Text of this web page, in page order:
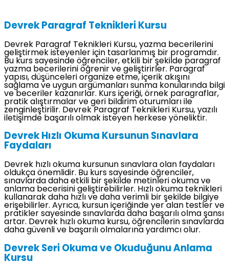
Devrek Paragraf Teknikleri Kursu
Devrek Paragraf Teknikleri Kursu, yazma becerilerini
geliştirmek isteyenler için tasarlanmış bir programdır.
Bu kurs sayesinde öğrenciler, etkili bir şekilde paragraf
yazma becerilerini öğrenir ve geliştirirler. Paragraf
yapısı, düşünceleri organize etme, içerik akışını
sağlama ve uygun argümanları sunma konularında bilgi
ve beceriler kazanırlar. Kurs içeriği, örnek paragraflar,
pratik alıştırmalar ve geri bildirim oturumları ile
zenginleştirilir. Devrek Paragraf Teknikleri Kursu, yazılı
iletişimde başarılı olmak isteyen herkese yöneliktir.
Devrek Hızlı Okuma Kursunun Sınavlara
Faydaları
Devrek hızlı okuma kursunun sınavlara olan faydaları
oldukça önemlidir. Bu kurs sayesinde öğrenciler,
sınavlarda daha etkili bir şekilde metinleri okuma ve
anlama becerisini geliştirebilirler. Hızlı okuma teknikleri
kullanarak daha hızlı ve daha verimli bir şekilde bilgiye
erişebilirler. Ayrıca, kursun içeriğinde yer alan testler ve
pratikler sayesinde sınavlarda daha başarılı olma şansı
artar. Devrek hızlı okuma kursu, öğrencilerin sınavlarda
daha güvenli ve başarılı olmalarına yardımcı olur.
Devrek Seri Okuma ve Okuduğunu Anlama
Kursu